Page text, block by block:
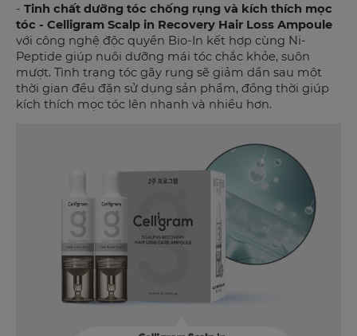
- Tinh chất dưỡng tóc chống rụng và kích thích mọc
tóc - Celligram Scalp in Recovery Hair Loss Ampoule
với công nghệ độc quyền Bio-In kết hợp cùng Ni-
Peptide giúp nuôi dưỡng mái tóc chắc khỏe, suôn
mượt. Tình trạng tóc gãy rụng sẽ giảm dần sau một
thời gian đều đặn sử dụng sản phẩm, đồng thời giúp
kích thích mọc tóc lên nhanh và nhiều hơn.